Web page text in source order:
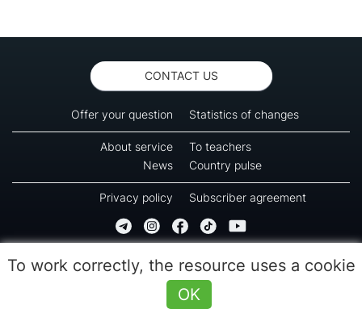
CONTACT US
Offer your question Statistics of changes
About service
To teachers
News
Country pulse
Privacy policy Subscriber agreement
All rights reserved. No part of information from this page can be copied, reprinted or
used for reproduction, transmission to other devices. The last reload time 09:55
To work correctly, the resource uses a cookie
OK